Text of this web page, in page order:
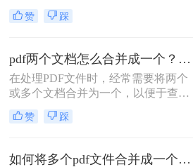
常办公和学习中得到了广泛应用。有
时，我们需要将多个PDF文件合并为
么合并pdf怎么合并呢？本文将介绍两
种常见的PDF合并方法。
赞 踩
pdf两个文档怎么合并成一个？这4种合并方法快来看看！
在处理PDF文件时，经常需要将两个
或多个文档合并为一个，以便于查
阅、分享或存档。那么pdf两个文档怎
么合并成一个呢？本文将介绍四种常
赞 踩
如何将多个pdf文件合并成一个？这3种方法轻松合并文件！